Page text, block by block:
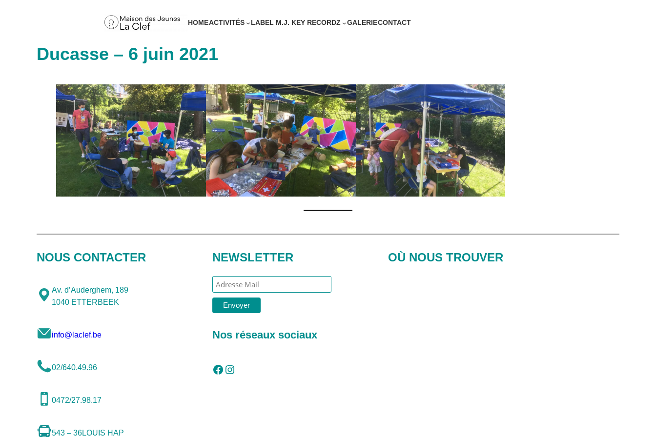
HOMEACTIVITÉS LABEL M.J. KEY RECORDZ GALERIECONTACT
Ducasse – 6 juin 2021
NOUS CONTACTER
Av. d’Auderghem, 189
1040 ETTERBEEK
info@laclef.be
02/640.49.96
0472/27.98.17
543 – 36LOUIS HAP
NEWSLETTER
Nos réseaux sociaux
Facebook Instagram
OÙ NOUS TROUVER